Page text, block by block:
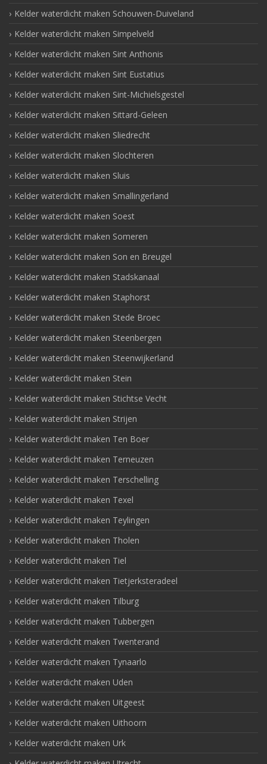
Kelder waterdicht maken Schouwen-Duiveland
Kelder waterdicht maken Simpelveld
Kelder waterdicht maken Sint Anthonis
Kelder waterdicht maken Sint Eustatius
Kelder waterdicht maken Sint-Michielsgestel
Kelder waterdicht maken Sittard-Geleen
Kelder waterdicht maken Sliedrecht
Kelder waterdicht maken Slochteren
Kelder waterdicht maken Sluis
Kelder waterdicht maken Smallingerland
Kelder waterdicht maken Soest
Kelder waterdicht maken Someren
Kelder waterdicht maken Son en Breugel
Kelder waterdicht maken Stadskanaal
Kelder waterdicht maken Staphorst
Kelder waterdicht maken Stede Broec
Kelder waterdicht maken Steenbergen
Kelder waterdicht maken Steenwijkerland
Kelder waterdicht maken Stein
Kelder waterdicht maken Stichtse Vecht
Kelder waterdicht maken Strijen
Kelder waterdicht maken Ten Boer
Kelder waterdicht maken Terneuzen
Kelder waterdicht maken Terschelling
Kelder waterdicht maken Texel
Kelder waterdicht maken Teylingen
Kelder waterdicht maken Tholen
Kelder waterdicht maken Tiel
Kelder waterdicht maken Tietjerksteradeel
Kelder waterdicht maken Tilburg
Kelder waterdicht maken Tubbergen
Kelder waterdicht maken Twenterand
Kelder waterdicht maken Tynaarlo
Kelder waterdicht maken Uden
Kelder waterdicht maken Uitgeest
Kelder waterdicht maken Uithoorn
Kelder waterdicht maken Urk